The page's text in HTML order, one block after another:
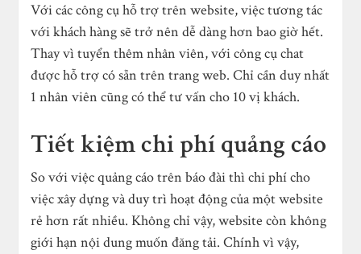
Với các công cụ hỗ trợ trên website, việc tương tác
với khách hàng sẽ trở nên dễ dàng hơn bao giờ hết.
Thay vì tuyển thêm nhân viên, với công cụ chat
được hỗ trợ có sẵn trên trang web. Chỉ cần duy nhất
1 nhân viên cũng có thể tư vấn cho 10 vị khách.
Tiết kiệm chi phí quảng cáo
So với việc quảng cáo trên báo đài thì chi phí cho
việc xây dựng và duy trì hoạt động của một website
rẻ hơn rất nhiều. Không chỉ vậy, website còn không
giới hạn nội dung muốn đăng tải. Chính vì vậy,